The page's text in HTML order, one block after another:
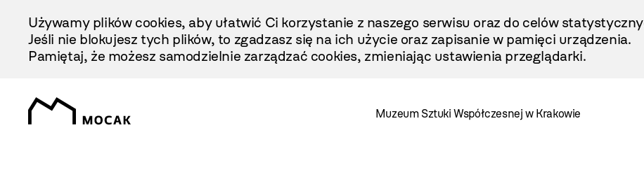
Treści
Używamy plików cookies, aby ułatwić Ci korzystanie z naszego serwisu oraz do celów
Jeśli nie blokujesz tych plików, to zgadzasz się na ich użycie oraz zapisanie w pamięci urządzenia.
Pamiętaj, że możesz samodzielnie zarządzać cookies, zmieniając ustawienia przeglądarki.
Muzeum Sztuki Współczesnej w Krakowie